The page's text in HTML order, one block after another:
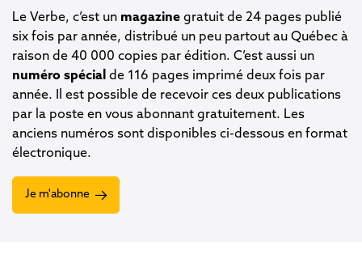
Le Verbe, c’est un magazine gratuit de 24 pages publié
six fois par année, distribué un peu partout au Québec à
raison de 40 000 copies par édition. C’est aussi un
numéro spécial de 116 pages imprimé deux fois par
année. Il est possible de recevoir ces deux publications
par la poste en vous abonnant gratuitement. Les
anciens numéros sont disponibles ci-dessous en format
électronique.
Je m'abonne